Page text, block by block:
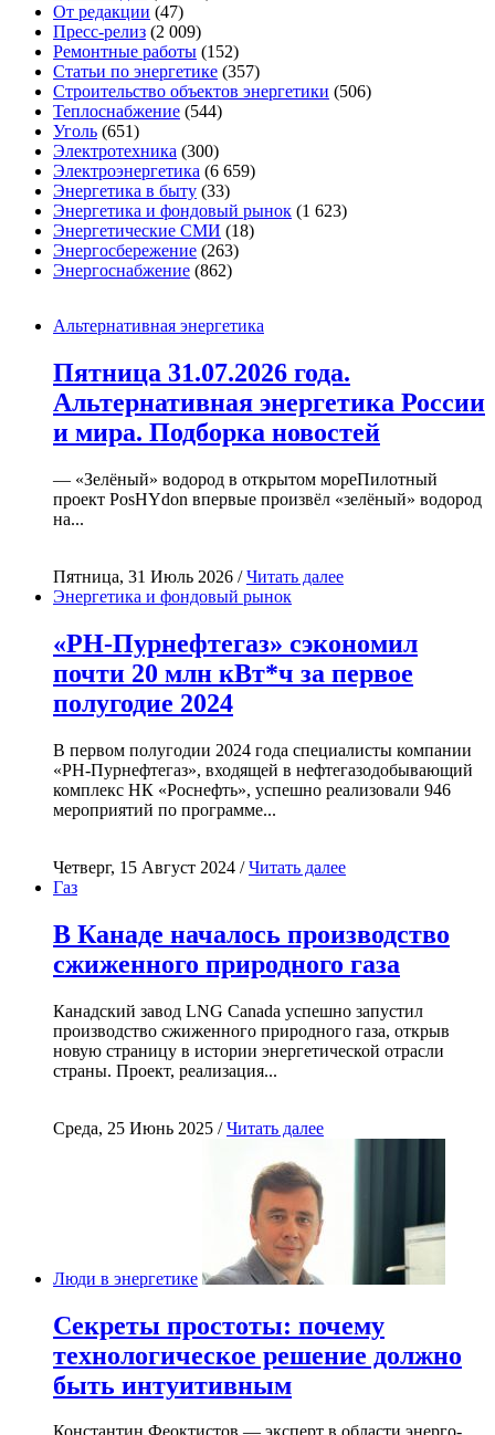
От редакции (47)
Пресс-релиз (2 009)
Ремонтные работы (152)
Статьи по энергетике (357)
Строительство объектов энергетики (506)
Теплоснабжение (544)
Уголь (651)
Электротехника (300)
Электроэнергетика (6 659)
Энергетика в быту (33)
Энергетика и фондовый рынок (1 623)
Энергетические СМИ (18)
Энергосбережение (263)
Энергоснабжение (862)
Альтернативная энергетика
Пятница 31.07.2026 года.
Альтернативная энергетика России
и мира. Подборка новостей
— «Зелёный» водород в открытом мореПилотный
проект PosHYdon впервые произвёл «зелёный» водород
на...
Пятница, 31 Июль 2026 /Читать далее
Энергетика и фондовый рынок
«РН-Пурнефтегаз» сэкономил
почти 20 млн кВт*ч за первое
полугодие 2024
В первом полугодии 2024 года специалисты компании
«РН-Пурнефтегаз», входящей в нефтегазодобывающий
комплекс НК «Роснефть», успешно реализовали 946
мероприятий по программе...
Четверг, 15 Август 2024 /Читать далее
Газ
В Канаде началось производство
сжиженного природного газа
Канадский завод LNG Canada успешно запустил
производство сжиженного природного газа, открыв
новую страницу в истории энергетической отрасли
страны. Проект, реализация...
Среда, 25 Июнь 2025 /Читать далее
Люди в энергетике
Секреты простоты: почему
технологическое решение должно
быть интуитивным